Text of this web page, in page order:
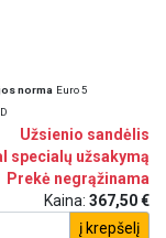
norma Euro 5
Užsienio sandėlis
specialų užsakymą
Prekė negrąžinama
Kaina: 367,50 €
į krepšelį